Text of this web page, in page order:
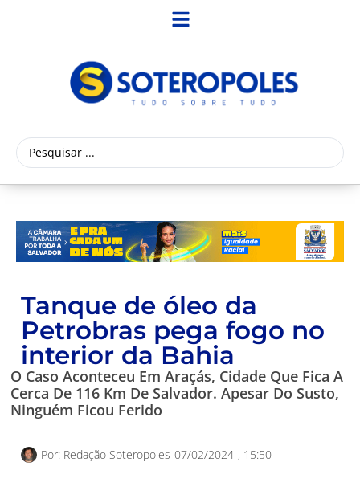
Tanque de óleo da
Petrobras pega fogo no
interior da Bahia
O Caso Aconteceu Em Araçás, Cidade Que Fica A
Cerca De 116 Km De Salvador. Apesar Do Susto,
Ninguém Ficou Ferido
Por: Redação Soteropoles 07/02/2024 , 15:50